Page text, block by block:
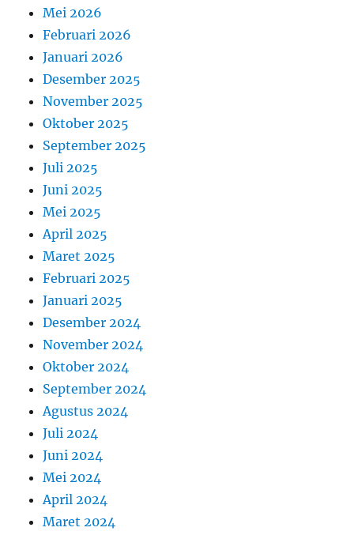
Mei 2026
Februari 2026
Januari 2026
Desember 2025
November 2025
Oktober 2025
September 2025
Juli 2025
Juni 2025
Mei 2025
April 2025
Maret 2025
Februari 2025
Januari 2025
Desember 2024
November 2024
Oktober 2024
September 2024
Agustus 2024
Juli 2024
Juni 2024
Mei 2024
April 2024
Maret 2024